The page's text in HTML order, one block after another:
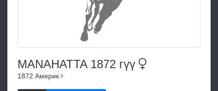
MANAHATTA 1872 гүү
1872 Америк